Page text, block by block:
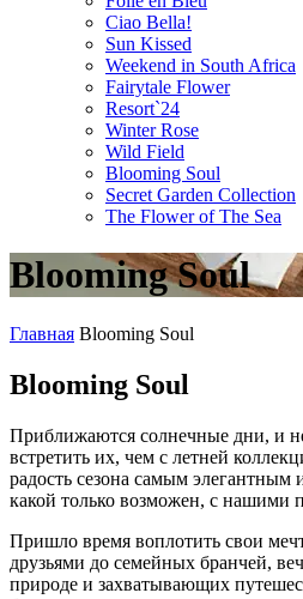
Ciao Bella!
Sun Kissed
Weekend in South Africa
Fairytale Flower
Resort`24
Winter Rose
Wild Field
Blooming Soul
Secret Garden Collection
The Flower of The Sea
Blooming Soul
Главная Blooming Soul
Blooming Soul
Приближаются солнечные дни, и
встретить их, чем с летней
радость сезона самым
какой только возможен, с нашими
Пришло время воплотить свои
друзьями до семейных бранчей,
природе и захватывающих